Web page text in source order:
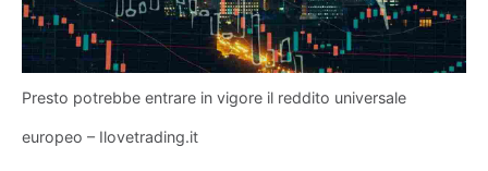
Presto potrebbe entrare in vigore il reddito universale
europeo – Ilovetrading.it